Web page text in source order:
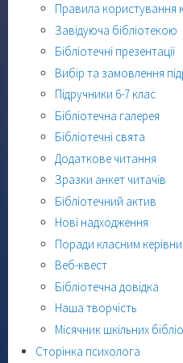
Правила користування
Завідуюча бібліотекою
Бібліотечні презентації
Вибір та замовлення
Підручники 6-7 клас
Бібліотечна галерея
Бібліотечні свята
Додаткове читання
Зразки анкет читачів
Бібліотечний актив
Нові надходження
Поради класним
Веб-квест
Бібліотечна довідка
Наша творчість
Місячник шкільних
Сторінка психолога